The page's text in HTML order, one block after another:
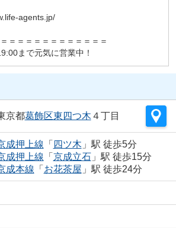
agents.jp/
＝＝＝＝＝＝＝＝＝＝＝＝
まで元気に営業中！
京都葛飾区東四つ木 ４丁目
成押上線 「 四ツ木 」駅 徒歩5分
成押上線 「 京成立石」駅 徒歩15分
成本線 「 お花茶屋 」駅 徒歩24分